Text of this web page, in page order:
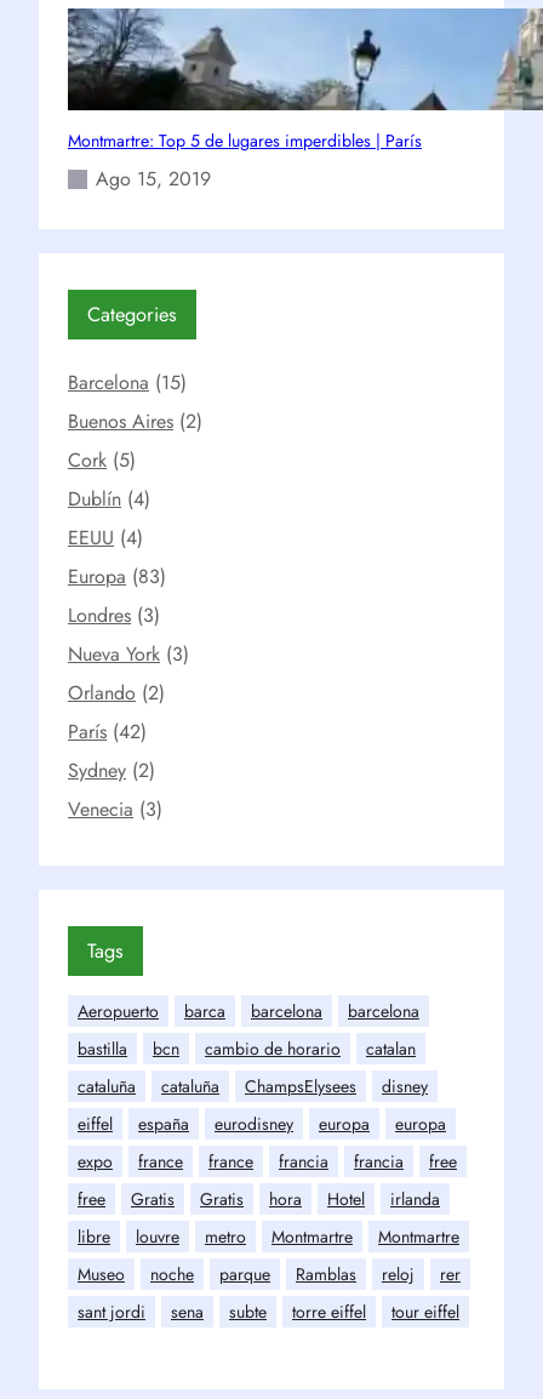
Montmartre: Top 5 de lugares imperdibles | París
Ago 15, 2019
Categories
Barcelona (15)
Buenos Aires (2)
Cork (5)
Dublín (4)
EEUU (4)
Europa (83)
Londres (3)
Nueva York (3)
Orlando (2)
París (42)
Sydney (2)
Venecia (3)
Tags
Aeropuerto barca barcelona
barcelona
bastilla
bcn cambio de horario
catalan
cataluña
cataluña ChampsElysees
disney
eiffel
españa eurodisney europa
europa
expo
france france francia francia
free
free
Gratis Gratis hora Hotel
irlanda
libre
louvre metro Montmartre
Montmartre
Museo
noche parque Ramblas reloj
rer
sant jordi
sena subte torre eiffel tour eiffel